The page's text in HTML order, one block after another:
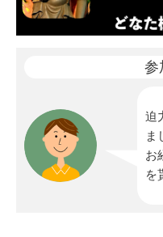
参
迫
ま
お
を